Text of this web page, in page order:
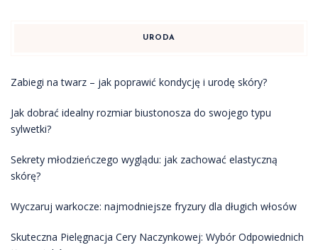
URODA
Zabiegi na twarz – jak poprawić kondycję i urodę skóry?
Jak dobrać idealny rozmiar biustonosza do swojego typu
sylwetki?
Sekrety młodzieńczego wyglądu: jak zachować elastyczną
skórę?
Wyczaruj warkocze: najmodniejsze fryzury dla długich włosów
Skuteczna Pielęgnacja Cery Naczynkowej: Wybór Odpowiednich